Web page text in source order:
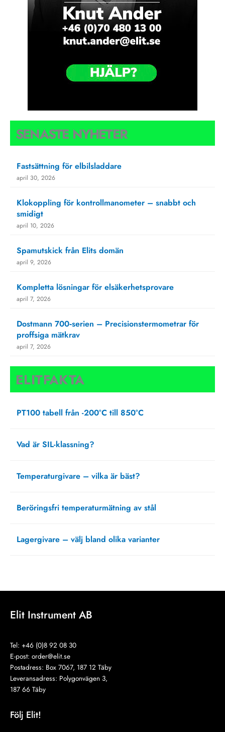
SENASTE NYHETER
Fastsättning för elbilsladdare
april 30, 2026
Klokoppling för kontrollmanometer – snabbt och
smidigt
april 10, 2026
Spamutskick från Elits domän
april 9, 2026
Kompletta lösningar för elsäkerhetsprovare
april 7, 2026
Dostmann 700‑serien – Precisionstermometrar för
proffsiga mätkrav
april 7, 2026
ELITFAKTA
PT100 tabell från -200°C till 850°C
Vad är SIL-klassning?
Temperaturgivare – vilka är bäst?
Beröringsfri temperaturmätning av stål
Lagergivare – välj bland olika varianter
Elit Instrument AB
Tel: +46 (0)8 92 08 30
E-post: order@elit.se
Postadress: Box 7067, 187 12 Täby
Leveransadress: Polygonvägen 3,
187 66 Täby
Följ Elit!